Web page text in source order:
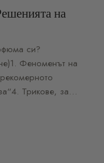
на
си?
Феноменът на
Трикове, за…